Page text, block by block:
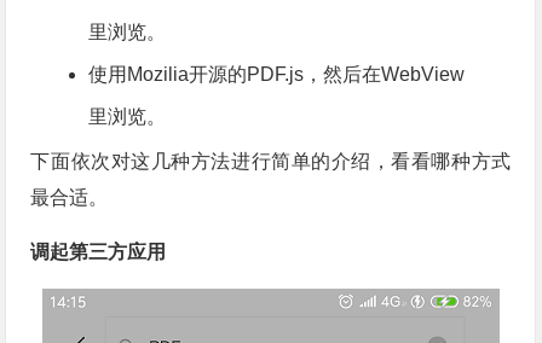
里浏览。
使用Mozilia开源的PDF.js，然后在WebView
里浏览。
下面依次对这几种方法进行简单的介绍，看看哪种方式
最合适。
调起第三方应用